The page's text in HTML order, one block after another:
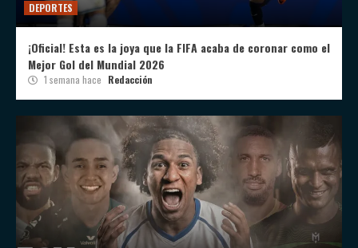
DEPORTES
¡Oficial! Esta es la joya que la FIFA acaba de coronar como el
Mejor Gol del Mundial 2026
1 semana hace Redacción